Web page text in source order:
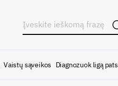
Vaistų sąveikos Diagnozuok ligą pats